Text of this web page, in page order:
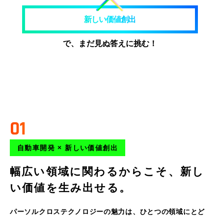
新しい価値創出
で、まだ見ぬ答えに挑む！
01
自動車開発 × 新しい価値創出
幅広い領域に関わるからこそ、新し
い価値を生み出せる。
パーソルクロステクノロジーの魅力は、ひとつの領域にとど